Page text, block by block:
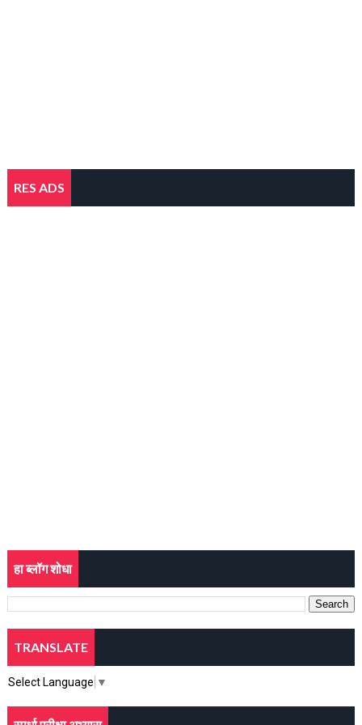
RES ADS
हा ब्लॉग शोधा
TRANSLATE
Select Language ▼